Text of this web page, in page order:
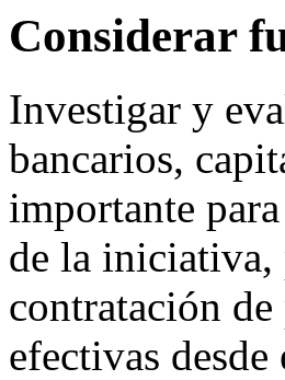
Considerar
Investigar y
bancarios,
importante
de la iniciativa,
contratación
efectivas